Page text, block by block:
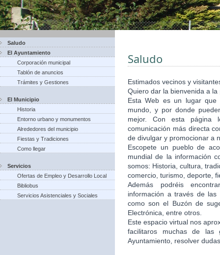
Saludo
El Ayuntamiento
Corporación municipal
Tablón de anuncios
Trámites y Gestiones
El Municipio
Historia
Entorno urbano y monumentos
Alrededores del municipio
Fiestas y Tradiciones
Como llegar
Servicios
Ofertas de Empleo y Desarrollo Local
Bibliobus
Servicios Asistenciales y Sociales
Saludo
Estimados vecinos y
Quiero dar la bienvenida a
Esta Web es un lugar
mundo, y por donde
mejor. Con esta página
comunicación más directa
de divulgar y promocionar a
Escopete un pueblo de
mundial de la información
somos: Historia, cultura,
comercio, turismo, deporte,
Además podréis
información a través de
como son el Buzón de
Electrónica, entre otros.
Este espacio virtual nos
facilitaros muchas de
Ayuntamiento, resolver